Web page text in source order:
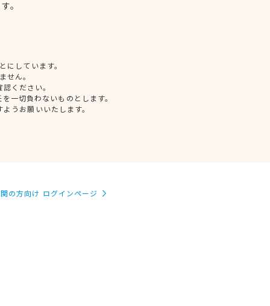
。
しています。
せん。
ください。
一切負わないものとします。
うお願いいたします。
の方向け ログインページ